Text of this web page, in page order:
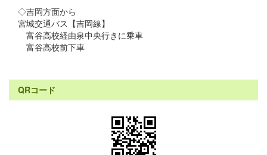
◇吉岡方面から
宮城交通バス【吉岡線】
富谷高校経由泉中央行きに乗車
富谷高校前下車
QRコード